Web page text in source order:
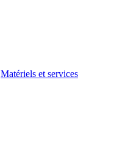
Matériels et services